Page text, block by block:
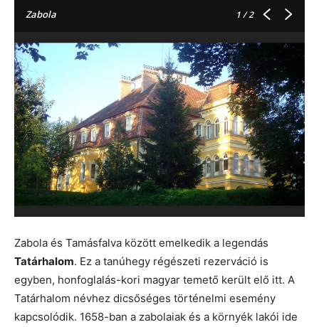
Zabola 1/ 2
Zabola és Tamásfalva között emelkedik a legendás
Tatárhalom. Ez a tanúhegy régészeti rezerváció is
egyben, honfoglalás-kori magyar temető került elő itt. A
Tatárhalom névhez dicsőséges történelmi esemény
kapcsolódik. 1658-ban a zabolaiak és a környék lakói ide